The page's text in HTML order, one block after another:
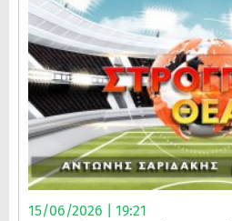
15/06/2026 | 19:21